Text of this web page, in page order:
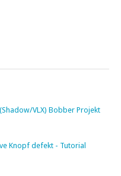
VLX) Bobber Projekt
Knopf defekt - Tutorial